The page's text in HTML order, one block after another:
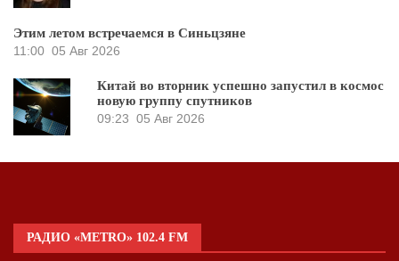
Этим летом встречаемся в Синьцзяне
11:00 05 Авг 2026
Китай во вторник успешно запустил в космос
новую группу спутников
09:23 05 Авг 2026
РАДИО «METRO» 102.4 FM